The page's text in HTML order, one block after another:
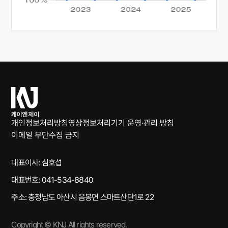
케
이
엔
제
이
개인정보처리방침영상정보처리기기 운영·관리 방침
이메일 무단수집 금지
대표이사: 심호섭
대표번호: 041-534-8840
주소: 충청남도 아산시 음봉면 스마트산단1로 22
Copyright © KNJ All rights reserved.